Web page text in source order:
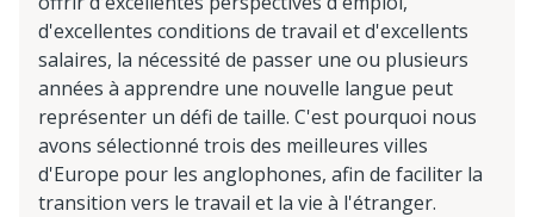
d'excellentes conditions de travail et d'excellents
salaires, la nécessité de passer une ou plusieurs
années à apprendre une nouvelle langue peut
représenter un défi de taille. C'est pourquoi nous
avons sélectionné trois des meilleures villes
d'Europe pour les anglophones, afin de faciliter la
transition vers le travail et la vie à l'étranger.